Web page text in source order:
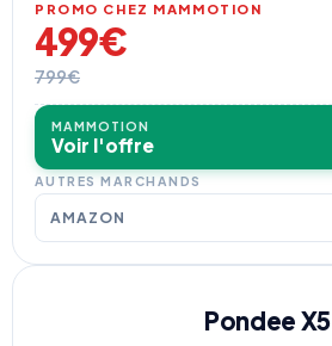
PROMO CHEZ MAMMOTION
499€
799€
MAMMOTION
Voir l'offre
AUTRES MARCHANDS
AMAZON
Pondee X5